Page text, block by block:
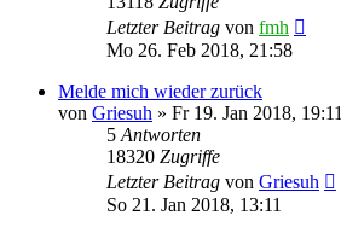
Letzter Beitrag von fmh
Mo 26. Feb 2018, 21:58
Melde mich wieder zurück
von Griesuh » Fr 19. Jan 2018, 19:11
5 Antworten
18320 Zugriffe
Letzter Beitrag von Griesuh
So 21. Jan 2018, 13:11